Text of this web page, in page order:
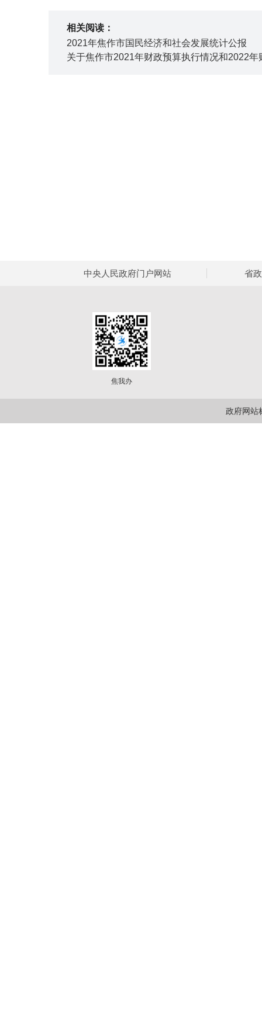
相关阅读：
2021年焦作市国民经济和社会发展统计公报
关于焦作市2021年财政预算执行情况和2022年
中央人民政府门户网站 省
焦我办
政府网站